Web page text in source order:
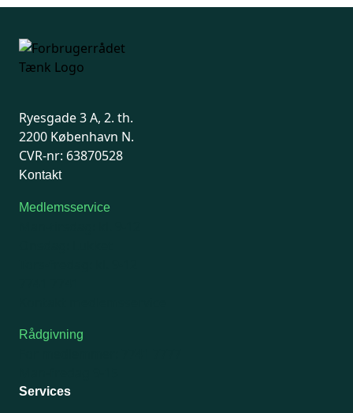
Ryesgade 3 A, 2. th.
2200 København N.
CVR-nr: 63870528
Kontakt
Medlemsservice
Rådgivning
Services